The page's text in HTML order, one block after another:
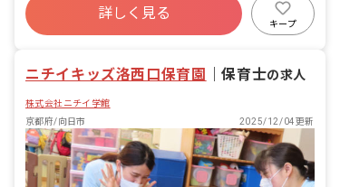
念 ジョイアスリビングは、素直で優しい
気持ちを持った子どもたちの「こころ」
奇心を育て、可能性を広げる環境づく
就労という観点から社会生活に必要な日
常生活における基本的な動作や社会性を
身につけていけるよう療育支援を提供す
ると共に、安心して過ごせる時間を提供
していきます。
社会保険完備
有給
残業少なめ
詳しく見る
キープ
ニチイキッズ洛西口保育園 ｜保育士の求人
株式会社ニチイ学館
京都府/向日市
2025/12/04更新